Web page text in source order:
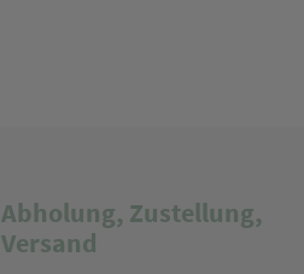
Abholung, Zustellung,
Versand